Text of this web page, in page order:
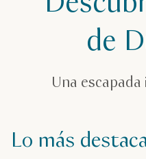
Playa de Dukhan
de
Una
Lo más